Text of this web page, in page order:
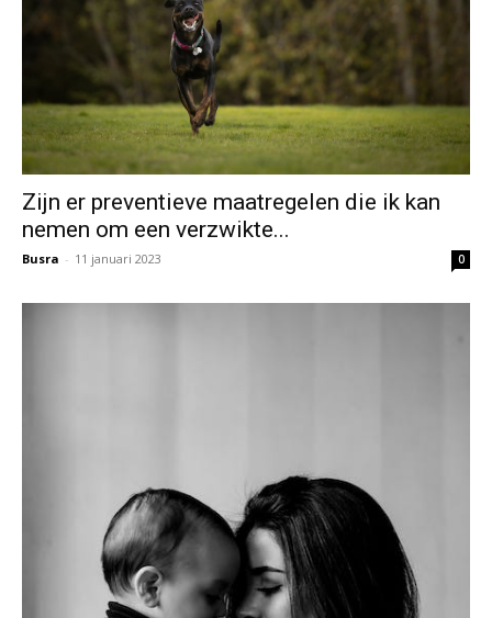
Zijn er preventieve maatregelen die ik kan
nemen om een verzwikte...
Busra - 11 januari 2023 0